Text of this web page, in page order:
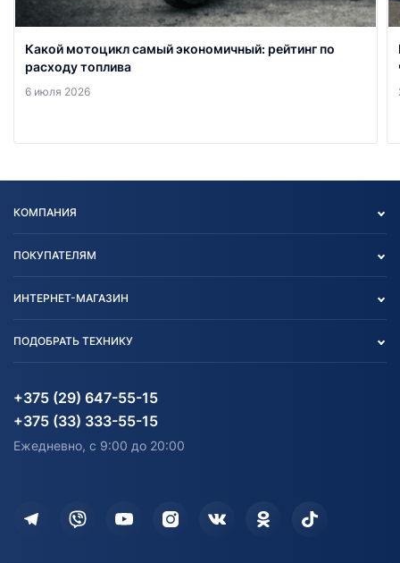
Какой мотоцикл самый экономичный: рейтинг по
расходу топлива
6 июля 2026
КОМПАНИЯ
Блог
Карта сайта
ПОКУПАТЕЛЯМ
Согласие на обработку
Информация до получения
согласия на обработку
Доставка
Дополнительные услуги
ИНТЕРНЕТ-МАГАЗИН
Агротехника
Водный транспорт
Электротранспорт
Здоровье
ПОДОБРАТЬ ТЕХНИКУ
Агротехника
Электротранспорт
+375 (29) 647-55-15
+375 (33) 333-55-15
Ежедневно, с 9:00 до 20:00